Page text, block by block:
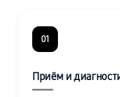
01
Приём и